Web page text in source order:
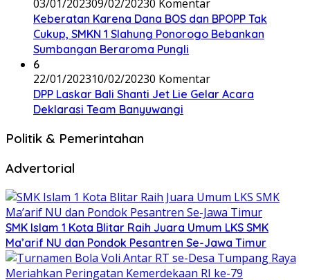
03/01/202309/02/20230 Komentar
Keberatan Karena Dana BOS dan BPOPP Tak
Cukup, SMKN 1 Slahung Ponorogo Bebankan
Sumbangan Beraroma Pungli
6
22/01/202310/02/20230 Komentar
DPP Laskar Bali Shanti Jet Lie Gelar Acara
Deklarasi Team Banyuwangi
Politik & Pemerintahan
Advertorial
SMK Islam 1 Kota Blitar Raih Juara Umum LKS SMK
Ma’arif NU dan Pondok Pesantren Se-Jawa Timur